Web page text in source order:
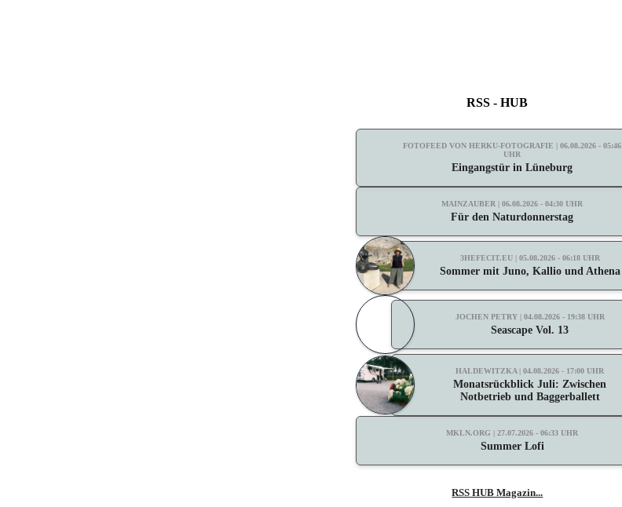
RSS - HUB
FOTOFEED VON HERKU-FOTOGRAFIE | 06.08.2026 - 05:46
UHR
Eingangstür in Lüneburg
MAINZAUBER | 06.08.2026 - 04:30 UHR
Für den Naturdonnerstag
3HEFECIT.EU | 05.08.2026 - 06:18 UHR
Sommer mit Juno, Kallio und Athena
JOCHEN PETRY | 04.08.2026 - 19:38 UHR
Seascape Vol. 13
HALDEWITZKA | 04.08.2026 - 17:00 UHR
Monatsrückblick Juli: Zwischen
Notbetrieb und Baggerballett
MKLN.ORG | 27.07.2026 - 06:33 UHR
Summer Lofi
RSS HUB Magazin...